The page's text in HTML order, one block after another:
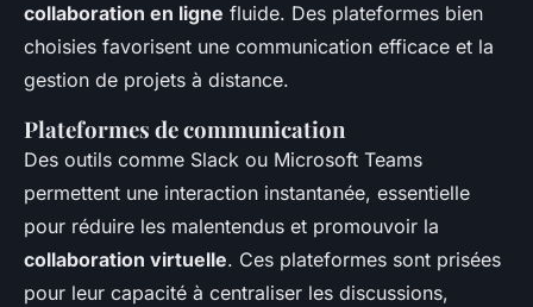
collaboration en ligne fluide. Des plateformes bien
choisies favorisent une communication efficace et la
gestion de projets à distance.
Plateformes de communication
Des outils comme Slack ou Microsoft Teams
permettent une interaction instantanée, essentielle
pour réduire les malentendus et promouvoir la
collaboration virtuelle. Ces plateformes sont prisées
pour leur capacité à centraliser les discussions,